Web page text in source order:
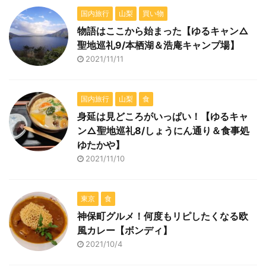
国内旅行 山梨 買い物
物語はここから始まった【ゆるキャン△
聖地巡礼9/本栖湖＆浩庵キャンプ場】
2021/11/11
国内旅行 山梨 食
身延は見どころがいっぱい！【ゆるキャ
ン△聖地巡礼8/しょうにん通り＆食事処
ゆたかや】
2021/11/10
東京 食
神保町グルメ！何度もリピしたくなる欧
風カレー【ボンディ】
2021/10/4